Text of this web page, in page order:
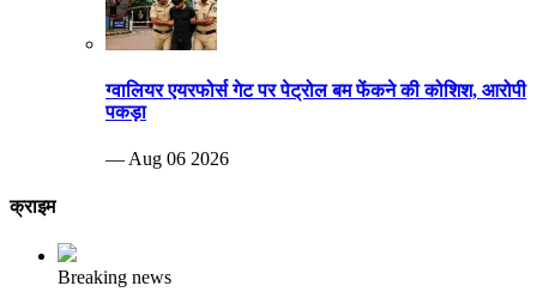
ग्वालियर एयरफोर्स गेट पर पेट्रोल बम फेंकने की कोशिश, आरोपी
पकड़ा
— Aug 06 2026
क्राइम
Breaking news